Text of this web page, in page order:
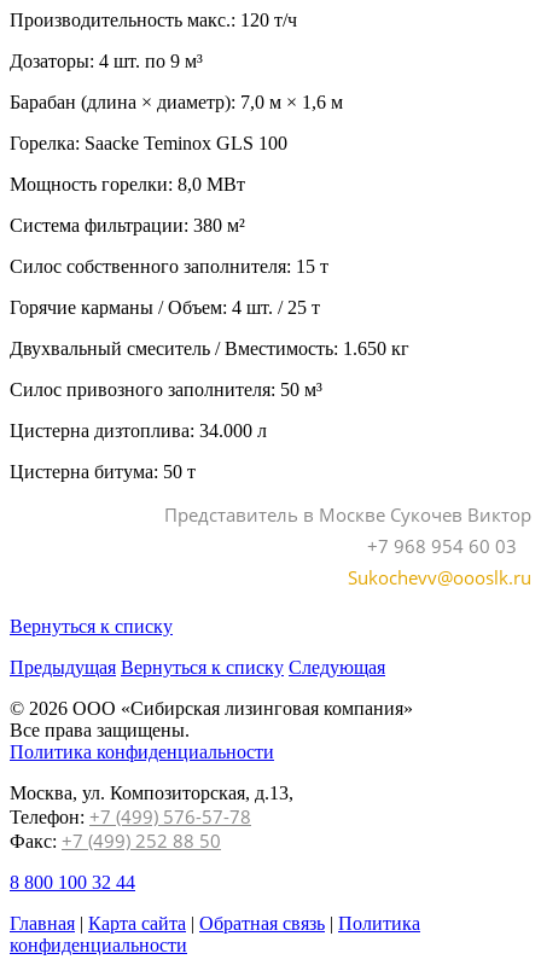
Производительность макс.: 120 т/ч
Дозаторы: 4 шт. по 9 м³
Барабан (длина × диаметр): 7,0 м × 1,6 м
Горелка: Saacke Teminox GLS 100
Мощность горелки: 8,0 МВт
Система фильтрации: 380 м²
Силос собственного заполнителя: 15 т
Горячие карманы / Объем: 4 шт. / 25 т
Двухвальный смеситель / Вместимость: 1.650 кг
Силос привозного заполнителя: 50 м³
Цистерна дизтоплива: 34.000 л
Цистерна битума: 50 т
Представитель в Москве Сукочев Виктор
+7 968 954 60 03
Sukochevv@oooslk.ru
Вернуться к списку
Предыдущая Вернуться к списку Следующая
© 2026 ООО «Сибирская лизинговая компания»
Все права защищены.
Политика конфиденциальности
Москва, ул. Композиторская, д.13,
Телефон: +7 (499) 576-57-78
Факс: +7 (499) 252 88 50
8 800 100 32 44
Главная | Карта сайта | Обратная связь | Политика
конфиденциальности